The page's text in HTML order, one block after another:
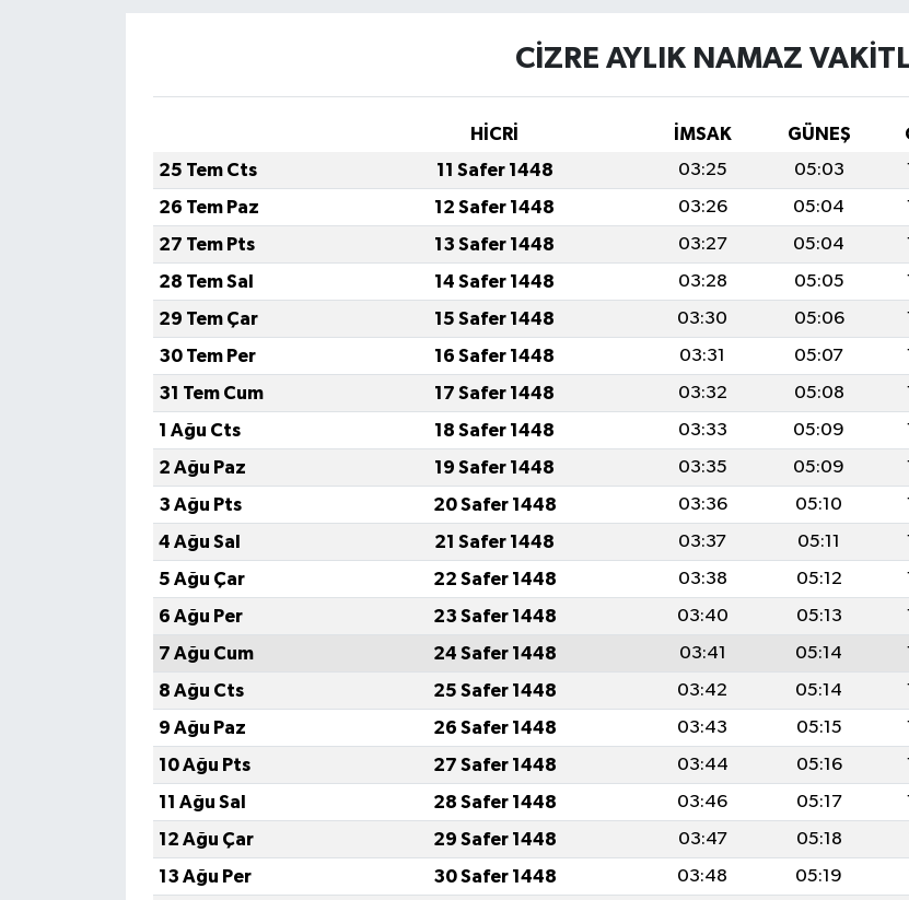
CİZRE AYLIK NAMAZ
HİCRİ İMSAK GÜNEŞ
25 Tem Cts
11 Safer 1448 03:25 05:03
26 Tem Paz
12 Safer 1448 03:26 05:04
27 Tem Pts
13 Safer 1448 03:27 05:04
28 Tem Sal
14 Safer 1448 03:28 05:05
29 Tem Çar
15 Safer 1448 03:30 05:06
30 Tem Per
16 Safer 1448 03:31 05:07
31 Tem Cum
17 Safer 1448 03:32 05:08
1 Ağu Cts
18 Safer 1448 03:33 05:09
2 Ağu Paz
19 Safer 1448 03:35 05:09
3 Ağu Pts
20 Safer 1448 03:36 05:10
4 Ağu Sal
21 Safer 1448 03:37 05:11
5 Ağu Çar
22 Safer 1448 03:38 05:12
6 Ağu Per
23 Safer 1448 03:40 05:13
7 Ağu Cum
24 Safer 1448 03:41 05:14
8 Ağu Cts
25 Safer 1448 03:42 05:14
9 Ağu Paz
26 Safer 1448 03:43 05:15
10 Ağu Pts
27 Safer 1448 03:44 05:16
11 Ağu Sal
28 Safer 1448 03:46 05:17
12 Ağu Çar
29 Safer 1448 03:47 05:18
13 Ağu Per
30 Safer 1448 03:48 05:19